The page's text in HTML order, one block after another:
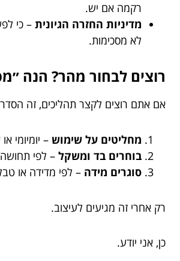
רקמה אם יש.
מדיניות החזרה הגיונית – כי
לא מסכימות.
רוצים לבחור מהר? הנה ״מסלול
אם אתם רוצים לקצר תהליכים, זה
מחליטים על שימוש – יומיומי
בוחרים בד ומשקל – לפי תחושה
סוגרים מידה – לפי מדידה או
רק אחרי זה מגיעים לעיצוב.
כן, אני יודע.